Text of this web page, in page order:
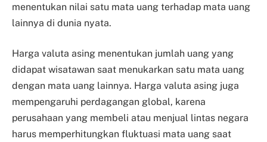
menentukan nilai satu mata uang terhadap mata uang
lainnya di dunia nyata.
Harga valuta asing menentukan jumlah uang yang
didapat wisatawan saat menukarkan satu mata uang
dengan mata uang lainnya. Harga valuta asing juga
mempengaruhi perdagangan global, karena
perusahaan yang membeli atau menjual lintas negara
harus memperhitungkan fluktuasi mata uang saat